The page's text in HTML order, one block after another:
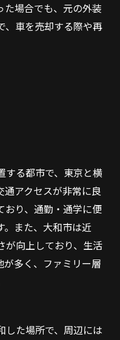
た場合でも、元の外装
、車を売却する際や再
する都市で、東京と横
通アクセスが非常に良
おり、通勤・通学に便
。また、大和市は近
が向上しており、生活
多く、ファミリー層
した場所で、周辺には